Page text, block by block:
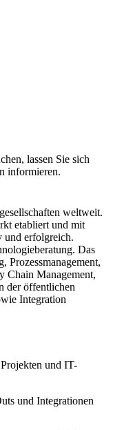
lassen Sie sich
informieren.
weltweit.
etabliert und mit
und erfolgreich.
Das
Prozessmanagement,
Chain Management,
der öffentlichen
Integration
und IT-
und Integrationen